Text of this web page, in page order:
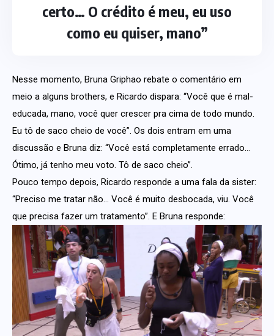
certo… O crédito é meu, eu uso
como eu quiser, mano”
Nesse momento, Bruna Griphao rebate o comentário em
meio a alguns brothers, e Ricardo dispara: “Você que é mal-
educada, mano, você quer crescer pra cima de todo mundo.
Eu tô de saco cheio de você”. Os dois entram em uma
discussão e Bruna diz: “Você está completamente errado…
Ótimo, já tenho meu voto. Tô de saco cheio”.
Pouco tempo depois, Ricardo responde a uma fala da sister:
“Preciso me tratar não… Você é muito desbocada, viu. Você
que precisa fazer um tratamento”. E Bruna responde: